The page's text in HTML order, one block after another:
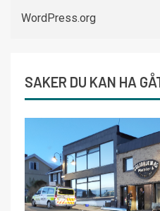
WordPress.org
SAKER DU KAN HA